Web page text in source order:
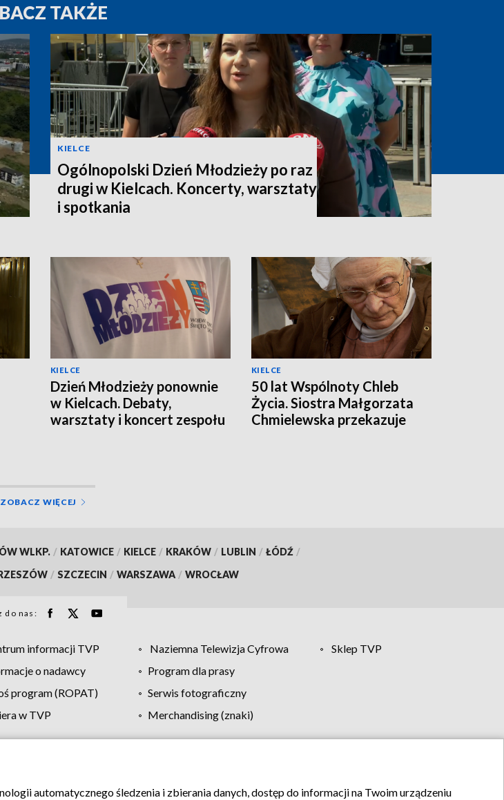
TAKŻE
KIELCE
Ogólnopolski Dzień Młodzieży po raz
drugi w Kielcach. Koncerty, warsztaty
i spotkania
KIELCE
Dzień Młodzieży ponownie
w Kielcach. Debaty,
warsztaty i koncert zespołu
KIELCE
50 lat Wspólnoty Chleb
Życia. Siostra Małgorzata
Chmielewska przekazuje
ZOBACZ WIĘCEJ
WLKP. / KATOWICE / KIELCE / KRAKÓW / LUBLIN / ŁÓDŹ /
/ SZCZECIN / WARSZAWA / WROCŁAW
do nas:
informacji TVP Naziemna Telewizja Cyfrowa
Sklep TVP
o nadawcy
Program dla prasy
program (ROPAT)
Serwis fotograficzny
w TVP
Merchandising (znaki)
Moje zgody Pomoc Biuro reklamy Kontakt
automatycznego śledzenia i zbierania danych, dostęp do informacji na Twoim urządzeniu